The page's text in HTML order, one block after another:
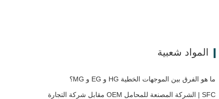
المواد شعبية
ما هو الفرق بين الموجهات الخطية HG و EG و MG؟
SFC | الشركة المصنعة للمحامل OEM مقابل شركة التجارة